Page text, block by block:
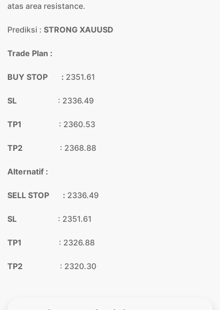
atas area resistance.
Prediksi : STRONG XAUUSD
Trade Plan :
BUY STOP : 2351.61
SL : 2336.49
TP1 : 2360.53
TP2 : 2368.88
Alternatif :
SELL STOP : 2336.49
SL : 2351.61
TP1 : 2326.88
TP2 : 2320.30